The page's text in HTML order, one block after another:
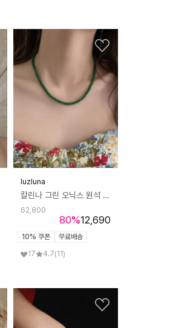
luzluna
칼린나 그린 오닉스 원석 비즈 실버925 목걸이
80%
62,800
12,690
10% 쿠폰
무료배송
17
4.7(11)